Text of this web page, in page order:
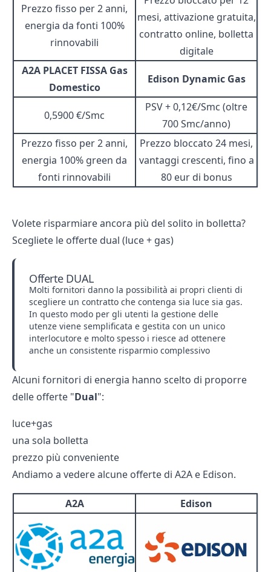
Prezzo fisso per 2 anni,
energia da fonti 100%
rinnovabili
mesi, attivazione gratuita,
contratto online, bolletta
digitale
A2A PLACET FISSA Gas
Domestico
Edison Dynamic Gas
0,5900 €/Smc
PSV + 0,12€/Smc (oltre
700 Smc/anno)
Prezzo fisso per 2 anni,
energia 100% green da
fonti rinnovabili
Prezzo bloccato 24 mesi,
vantaggi crescenti, fino a
80 eur di bonus
Volete risparmiare ancora più del solito in bolletta?
Scegliete le offerte dual (luce + gas)
Offerte DUAL
Molti fornitori danno la possibilità ai propri clienti di
scegliere un contratto che contenga sia luce sia gas.
In questo modo per gli utenti la gestione delle
utenze viene semplificata e gestita con un unico
interlocutore e molto spesso i riesce ad ottenere
anche un consistente risparmio complessivo
Alcuni fornitori di energia hanno scelto di proporre
delle offerte "Dual":
luce+gas
una sola bolletta
prezzo più conveniente
Andiamo a vedere alcune offerte di A2A e Edison.
A2A Edison